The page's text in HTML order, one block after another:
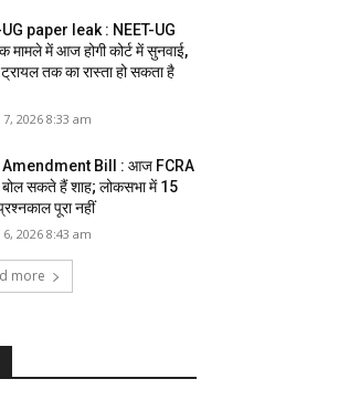
UG paper leak : NEET-UG
मामले में आज होगी कोर्ट में सुनवाई,
तक का रास्ता हो सकता है
2026 8:33 am
Amendment Bill : आज FCRA
बोल सकते हैं शाह; लोकसभा में 15
पूरा नहीं
2026 8:43 am
more